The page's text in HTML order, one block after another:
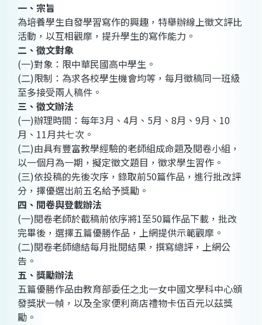
一、宗旨
為培養學生自發學習寫作的興趣，特舉辦線上徵文評比
活動，以互相觀摩，提升學生的寫作能力。
二、徵文對象
(一)對象：限中華民國高中學生。
(二)限制：為求各校學生機會均等，每月徵稿同一班級
至多接受兩人稿件。
三、徵文辦法
(一)辦理時間：每年3月、4月、5月、8月、9月、10
月、11月共七次。
(二)由具有豐富教學經驗的老師組成命題及閱卷小組，
以一個月為一期，擬定徵文題目，徵求學生習作。
(三)依投稿的先後次序，錄取前50篇作品，進行批改評
分，擇優選出前五名給予獎勵。
四、閱卷與登載辦法
(一)閱卷老師於截稿前依序將1至50篇作品下載，批改
完畢後，選擇五篇優勝作品，上網提供示範觀摩。
(二)閱卷老師總結每月批閱結果，撰寫總評，上網公
告。
五、獎勵辦法
五篇優勝作品由教育部委任之北一女中國文學科中心頒
發獎狀一幀，以及全家便利商店禮物卡伍百元以茲獎
勵。